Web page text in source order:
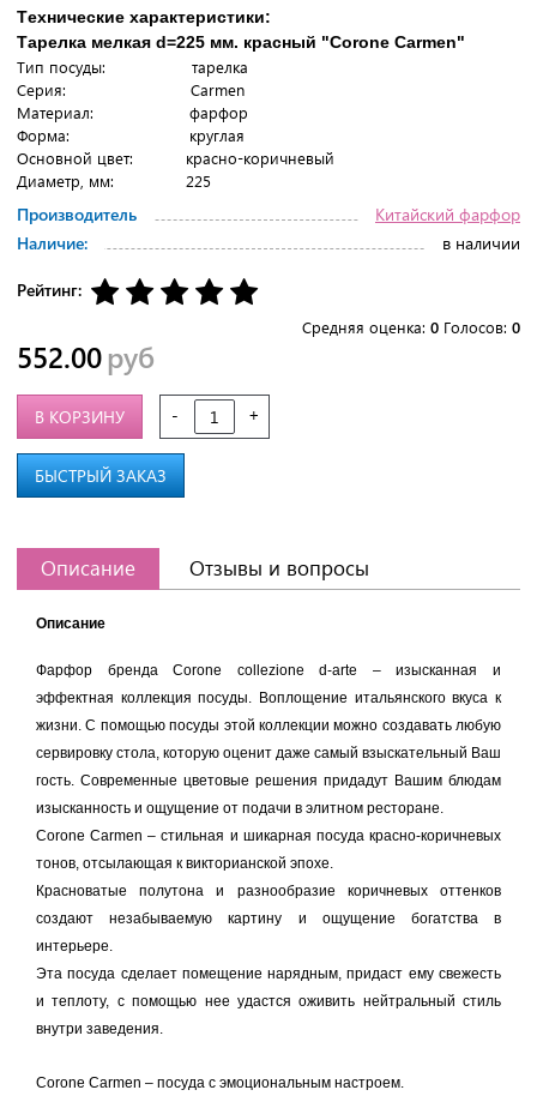
Tехнические характеристики:
Тарелка мелкая d=225 мм. красный "Corone Carmen"
Тип посуды: тарелка
Серия: Carmen
Материал: фарфор
Форма: круглая
Основной цвет: красно-коричневый
Диаметр, мм: 225
Производитель
Китайский фарфор
Наличие:
в наличии
Рейтинг:
Средняя оценка: 0 Голосов: 0
552.00руб
- +
В КОРЗИНУ
БЫСТРЫЙ ЗАКАЗ
Описание Отзывы и вопросы
Описание
Фарфор бренда Corone collezione d-arte – изысканная и
эффектная коллекция посуды. Воплощение итальянского вкуса к
жизни. С помощью посуды этой коллекции можно создавать любую
сервировку стола, которую оценит даже самый взыскательный Ваш
гость. Современные цветовые решения придадут Вашим блюдам
изысканность и ощущение от подачи в элитном ресторане.
Corone Сarmen – стильная и шикарная посуда красно-коричневых
тонов, отсылающая к викторианской эпохе.
Красноватые полутона и разнообразие коричневых оттенков
создают незабываемую картину и ощущение богатства в
интерьере.
Эта посуда сделает помещение нарядным, придаст ему свежесть
и теплоту, с помощью нее удастся оживить нейтральный стиль
внутри заведения.
Corone Сarmen – посуда с эмоциональным настроем.